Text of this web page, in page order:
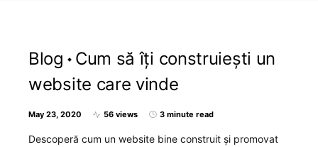
Blog
Cum să îți construiești un
website care vinde
May 23, 2020 56 views 3 minute read
Descoperă cum un website bine construit și promovat